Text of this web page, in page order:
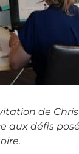
de
défis